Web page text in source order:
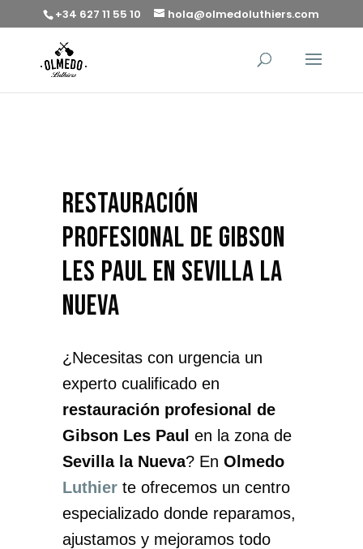
+34 627 11 55 10 hola@olmedoluthiers.com
restauración
profesional de Gibson
Les Paul en Sevilla la
Nueva
¿Necesitas con urgencia un
experto cualificado en
restauración profesional de
Gibson Les Paul en la zona de
Sevilla la Nueva? En Olmedo
Luthierte ofrecemos un centro
especializado donde reparamos,
ajustamos y mejoramos todo